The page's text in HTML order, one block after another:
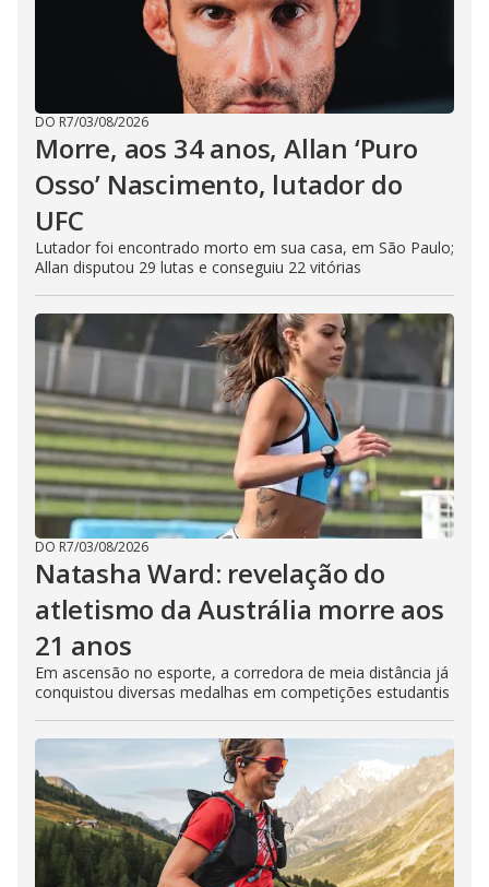
DO R7/03/08/2026
Morre, aos 34 anos, Allan ‘Puro
Osso’ Nascimento, lutador do
UFC
Lutador foi encontrado morto em sua casa, em São Paulo;
Allan disputou 29 lutas e conseguiu 22 vitórias
DO R7/03/08/2026
Natasha Ward: revelação do
atletismo da Austrália morre aos
21 anos
Em ascensão no esporte, a corredora de meia distância já
conquistou diversas medalhas em competições estudantis